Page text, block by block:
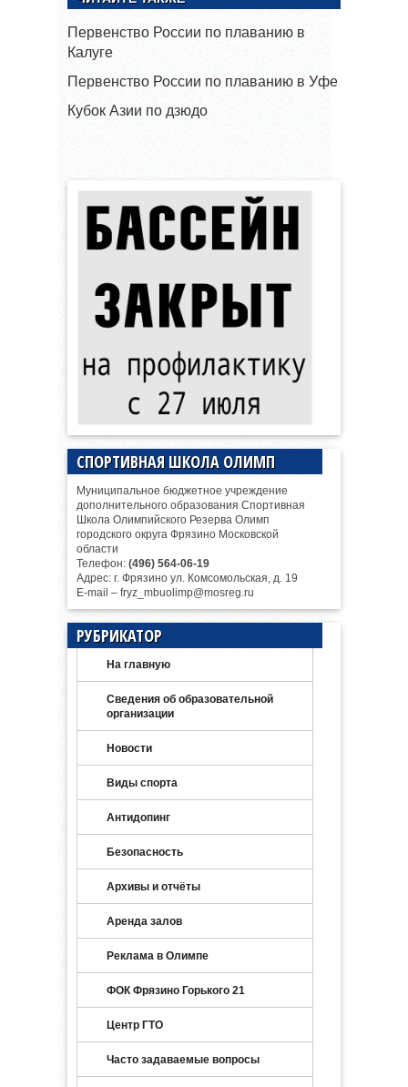
Первенство России по плаванию в
Калуге
Первенство России по плаванию в Уфе
Кубок Азии по дзюдо
СПОРТИВНАЯ ШКОЛА ОЛИМП
Муниципальное бюджетное учреждение
дополнительного образования Спортивная
Школа Олимпийского Резерва Олимп
городского округа Фрязино Московской
области
Телефон: (496) 564-06-19
Адрес: г. Фрязино ул. Комсомольская, д. 19
E-mail – fryz_mbuolimp@mosreg.ru
РУБРИКАТОР
На главную
Сведения об образовательной
организации
Новости
Виды спорта
Антидопинг
Безопасность
Архивы и отчёты
Аренда залов
Реклама в Олимпе
ФОК Фрязино Горького 21
Центр ГТО
Часто задаваемые вопросы